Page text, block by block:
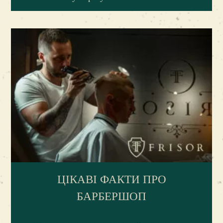
інтер’єр із традиційним стилем. Нам вдається
віддавати данину традиціям, але при цьому
не ігнорувати сучасні рішення, особливі
інновації.
У результаті наші клієнти отримують одразу
три основні переваги:
Можливість обрати для себе безкоштовні
напої, щоб розслабитися та поринути у
справжню «чоловічу атмосферу».
Отримати високоякісні послуги – ідеальна
стрижка, гоління, догляд за волоссям.
ЦІКАВІ ФАКТИ ПРО
БАРБЕРШОП